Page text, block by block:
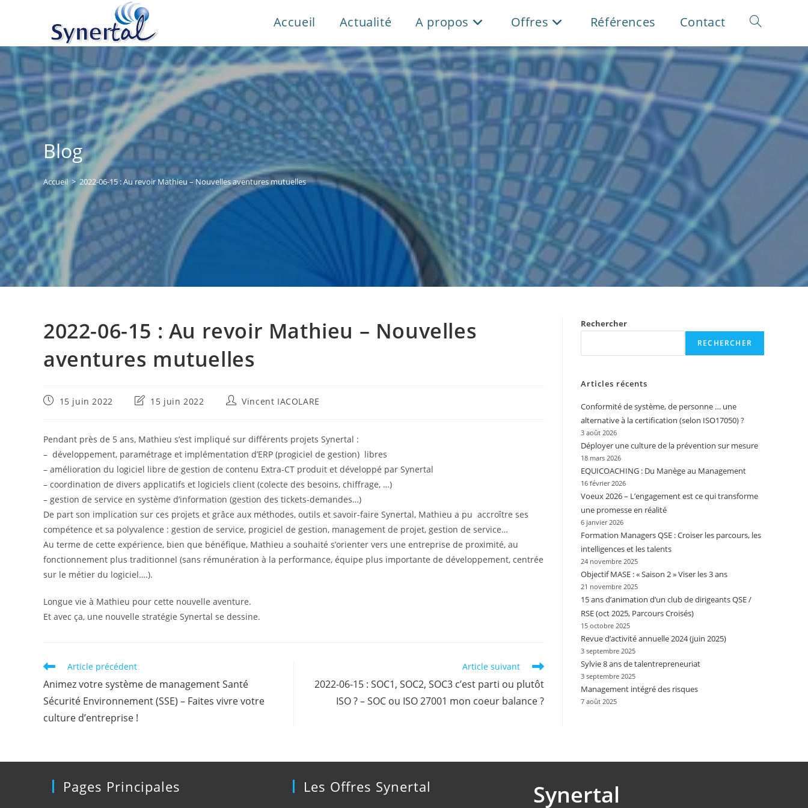
Accueil Actualité A propos Offres Références Contact Toggle
website
search
Blog
Accueil > 2022-06-15 : Au revoir Mathieu – Nouvelles aventures mutuelles
2022-06-15 : Au revoir Mathieu – Nouvelles
aventures mutuelles
Publication
15 juin 2022
Dernière
la
publication :
15 juin 2022
Auteur/autrice
publication :
Vincent IACOLARE
Pendant près de 5 ans, Mathieu s’est impliqué sur différents projets Synertal :
– développement, paramétrage et implémentation d’ERP (progiciel de gestion) libres
– amélioration du logiciel libre de gestion de contenu Extra-CT produit et développé par Synertal
– coordination de divers applicatifs et logiciels client (colecte des besoins, chiffrage, …)
– gestion de service en système d’information (gestion des tickets-demandes…)
De part son implication sur ces projets et grâce aux méthodes, outils et savoir-faire Synertal, Mathieu a pu accroître ses
compétence et sa polyvalence : gestion de service, progiciel de gestion, management de projet, gestion de service…
Au terme de cette expérience, bien que bénéfique, Mathieu a souhaité s’orienter vers une entreprise de proximité, au
fonctionnement plus traditionnel (sans rémunération à la performance, équipe plus importante de développement, centrée
sur le métier du logiciel….).
Longue vie à Mathieu pour cette nouvelle aventure.
Et avec ça, une nouvelle stratégie Synertal se dessine.
Read
articles
Article précédent
Animez votre système de management Santé
Sécurité Environnement (SSE) – Faites vivre votre
culture d’entreprise !
Article suivant
2022-06-15 : SOC1, SOC2, SOC3 c’est parti ou plutôt
ISO ? – SOC ou ISO 27001 mon coeur balance ?
Rechercher
RECHERCHER
Articles récents
Conformité de système, de personne … une
alternative à la certification (selon ISO17050) ?
3 août 2026
Déployer une culture de la prévention sur mesure
18 mars 2026
EQUICOACHING : Du Manège au Management
16 février 2026
Voeux 2026 – L’engagement est ce qui transforme
une promesse en réalité
6 janvier 2026
Formation Managers QSE : Croiser les parcours, les
intelligences et les talents
24 novembre 2025
Objectif MASE : « Saison 2 » Viser les 3 ans
21 novembre 2025
15 ans d’animation d’un club de dirigeants QSE /
RSE (oct 2025, Parcours Croisés)
15 octobre 2025
Revue d’activité annuelle 2024 (juin 2025)
3 septembre 2025
Sylvie 8 ans de talentrepreneuriat
3 septembre 2025
Management intégré des risques
7 août 2025
Pages Principales Les Offres Synertal Synertal